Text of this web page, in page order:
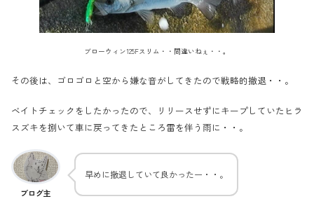
ブローウィン125Fスリム・・間違いねぇ・・。
その後は、ゴロゴロと空から嫌な音がしてきたので戦略的撤退・・。
ベイトチェックをしたかったので、リリースせずにキープしていたヒラ
スズキを捌いて車に戻ってきたところ雷を伴う雨に・・。
ブログ主
早めに撤退していて良かったー・・。